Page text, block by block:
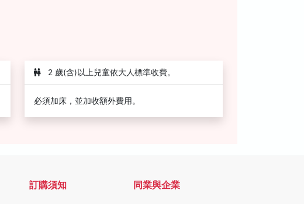
2 歲(含)以上兒童依大人標準收費。
必須加床，並加收額外費用。
訂購須知 同業與企業